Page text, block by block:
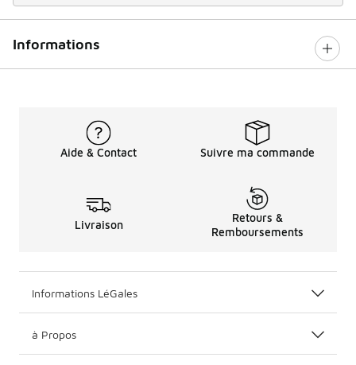
Informations
Aide & Contact Suivre ma commande
Livraison
Retours &
Remboursements
Informations LéGales
à Propos